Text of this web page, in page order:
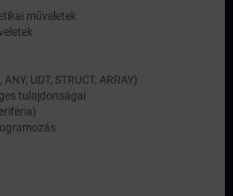
műveletek
UDT, STRUCT, ARRAY)
tulajdonságai